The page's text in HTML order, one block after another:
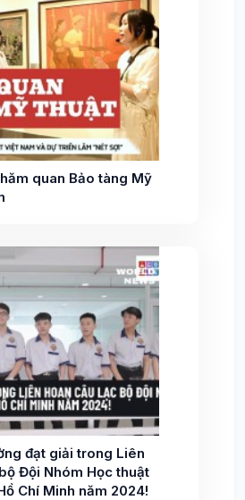
quan Bảo tàng Mỹ
đạt giải trong Liên
Đội Nhóm Học thuật
Chí Minh năm 2024!